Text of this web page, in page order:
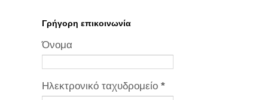
Γρήγορη επικοινωνία
Όνομα
Ηλεκτρονικό ταχυδρομείο *